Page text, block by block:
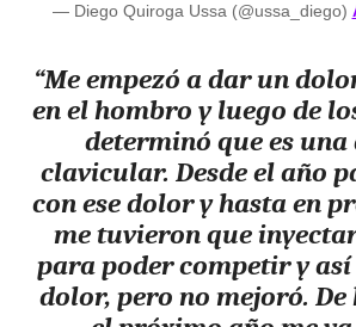
— Diego Quiroga Ussa (@ussa_diego)
“Me empezó a dar un
en el hombro y luego de
determinó que es
clavicular. Desde el año
con ese dolor y hasta en
me tuvieron que
para poder competir y
dolor, pero no mejoró. De